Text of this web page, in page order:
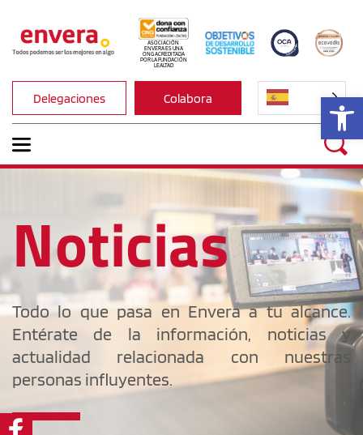
ASOCIACIÓN
ENVERA ES UNA
ONG ACREDITADA
POR LA FUNDACIÓN
LEALTAD
Delegaciones Colabora
Noticias
Todo lo que pasa en Envera a tu alcance.
Entérate de la información, noticias y
actualidad relacionada con nuestras
personas influyentes.